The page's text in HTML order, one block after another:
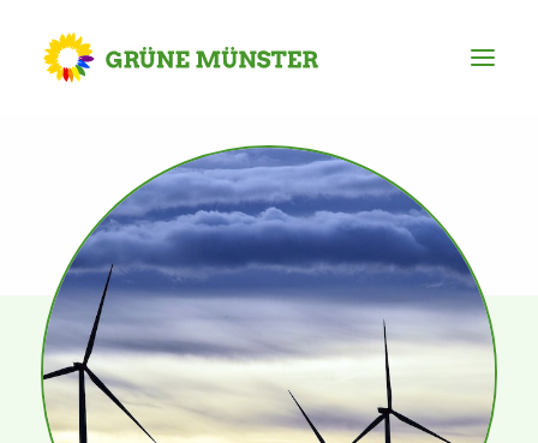
Partei
Kreisvorstand
Kreisgeschäftsstelle
Mitgliederversammlung